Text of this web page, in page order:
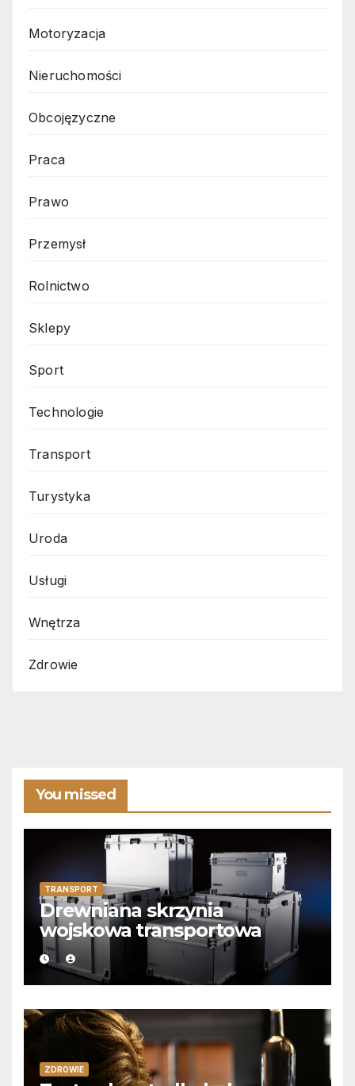
Motoryzacja
Nieruchomości
Obcojęzyczne
Praca
Prawo
Przemysł
Rolnictwo
Sklepy
Sport
Technologie
Transport
Turystyka
Uroda
Usługi
Wnętrza
Zdrowie
You missed
TRANSPORT
Drewniana skrzynia
wojskowa transportowa
ZDROWIE